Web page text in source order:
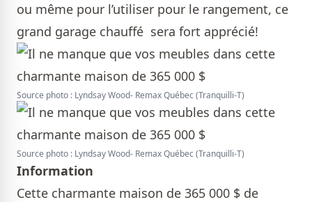
ou même pour l’utiliser pour le rangement, ce
grand garage chauffé sera fort apprécié!
Source photo : Lyndsay Wood- Remax Québec (Tranquilli-T)
Source photo : Lyndsay Wood- Remax Québec (Tranquilli-T)
Information
Cette charmante maison de 365 000 $ de